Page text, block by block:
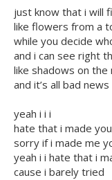
just know that i will
like flowers from a
while you decide
and i can see right
like shadows on the
and it’s all bad news
yeah i i i
hate that i made
sorry if i made me
yeah i i hate that i
cause i barely tried